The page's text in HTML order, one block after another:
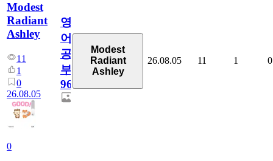
Modest
Radiant
Ashley
11
1
0
26.08.05
0
영
어
공
부
96
Modest
Radiant
Ashley
26.08.05 11 1 0